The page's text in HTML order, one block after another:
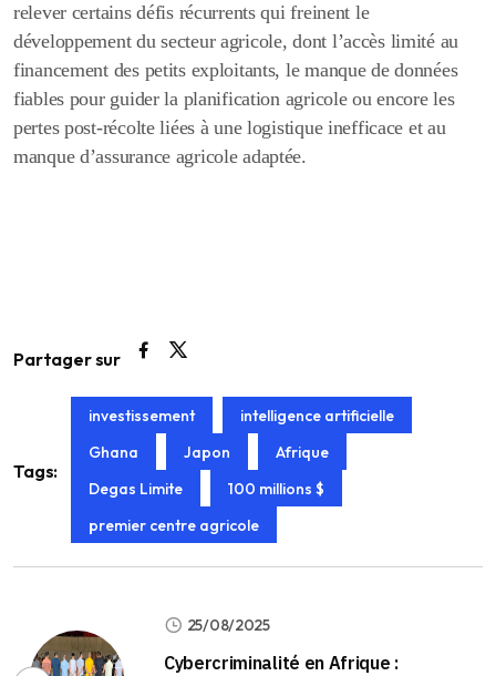
relever certains défis récurrents qui freinent le
développement du secteur agricole, dont l’accès limité au
financement des petits exploitants, le manque de données
fiables pour guider la planification agricole ou encore les
pertes post-récolte liées à une logistique inefficace et au
manque d’assurance agricole adaptée.
Partager sur
Tags:
investissement
intelligence artificielle
Ghana
Japon
Afrique
Degas Limite
100 millions $
premier centre agricole
25/08/2025
Cybercriminalité en Afrique :